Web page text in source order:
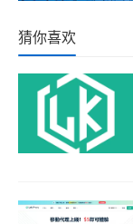
猜你喜欢